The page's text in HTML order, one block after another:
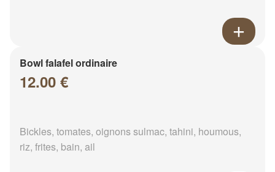
Bowl falafel ordinaire
12.00 €
Bickles, tomates, oignons sulmac, tahini, houmous,
riz, frites, bain, ail